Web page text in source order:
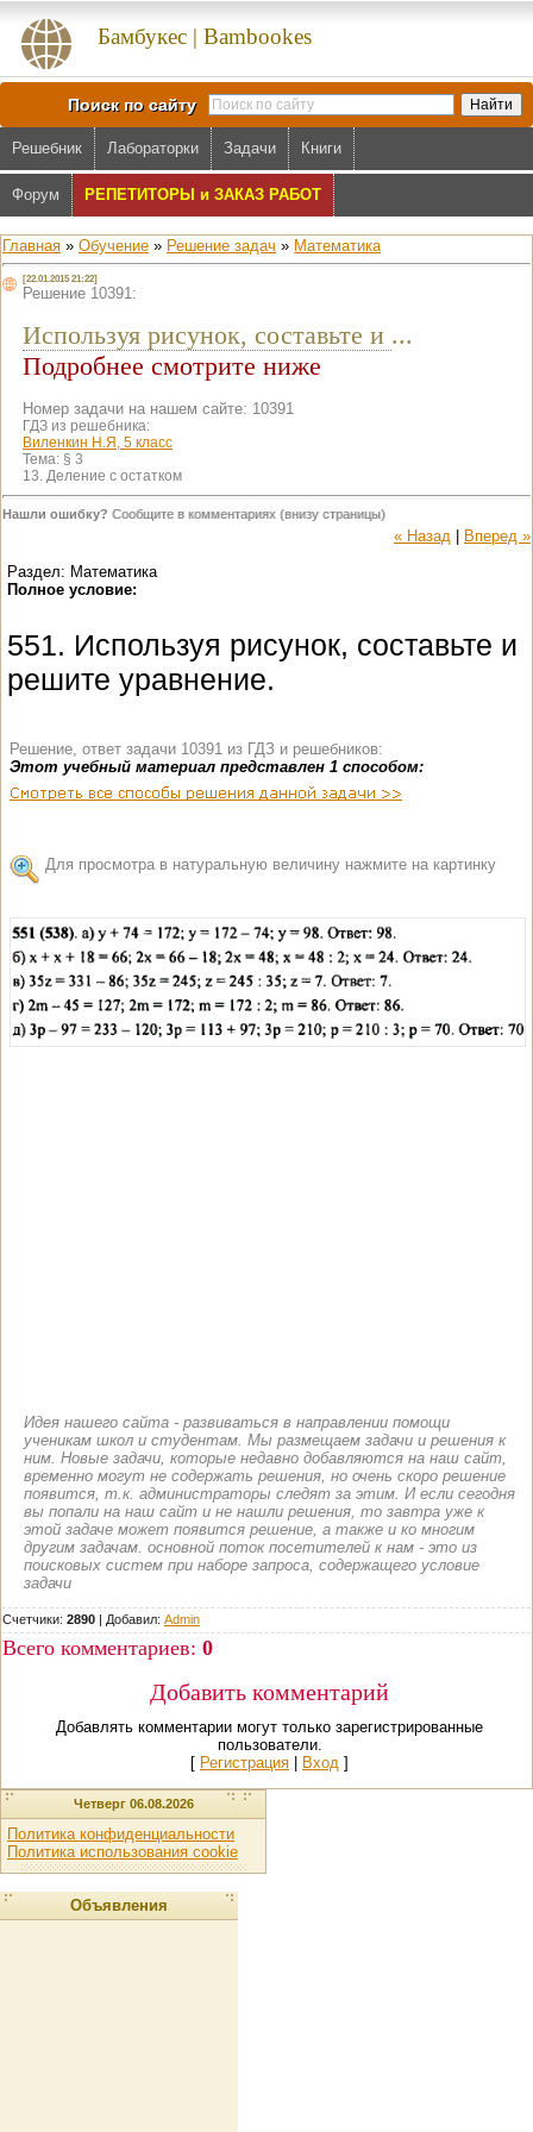
Бамбукес | Bambookes
Поиск по сайту
Решебник Лабораторки Задачи Книги
Форум РЕПЕТИТОРЫ и ЗАКАЗ РАБОТ
Главная » Обучение » Решение задач » Математика
[22.01.2015 21:22]
Решение 10391:
Используя рисунок, составьте и ...
Подробнее смотрите ниже
Номер задачи на нашем сайте: 10391
ГДЗ из решебника:
Виленкин Н.Я, 5 класс
Тема: § 3
13. Деление с остатком
Нашли ошибку? Сообщите в комментариях (внизу страницы)
« Назад
Вперед »
Раздел: Математика
Полное условие:
551. Используя рисунок, составьте и
решите уравнение.
Решение, ответ задачи 10391 из ГДЗ и решебников:
Этот учебный материал представлен 1 способом:
Для просмотра в натуральную величину нажмите на картинку
Идея нашего сайта - развиваться в направлении помощи
ученикам школ и студентам. Мы размещаем задачи и решения к
ним. Новые задачи, которые недавно добавляются на наш сайт,
временно могут не содержать решения, но очень скоро решение
появится, т.к. администраторы следят за этим. И если сегодня
вы попали на наш сайт и не нашли решения, то завтра уже к
этой задаче может появится решение, а также и ко многим
другим задачам. основной поток посетителей к нам - это из
поисковых систем при наборе запроса, содержащего условие
задачи
Счетчики: 2890 | Добавил: Admin
Всего комментариев: 0
Добавить комментарий
Добавлять комментарии могут только зарегистрированные
пользователи.
[ Регистрация Вход ]
Четверг 06.08.2026
Политика конфиденциальности
Политика использования cookie
Объявления